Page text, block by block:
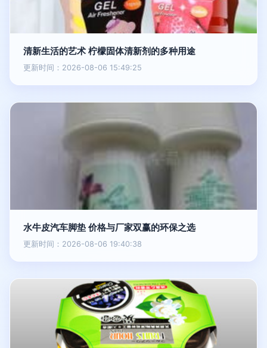
清新生活的艺术 柠檬固体清新剂的多种用途
更新时间：2026-08-06 15:49:25
水牛皮汽车脚垫 价格与厂家双赢的环保之选
更新时间：2026-08-06 19:40:38